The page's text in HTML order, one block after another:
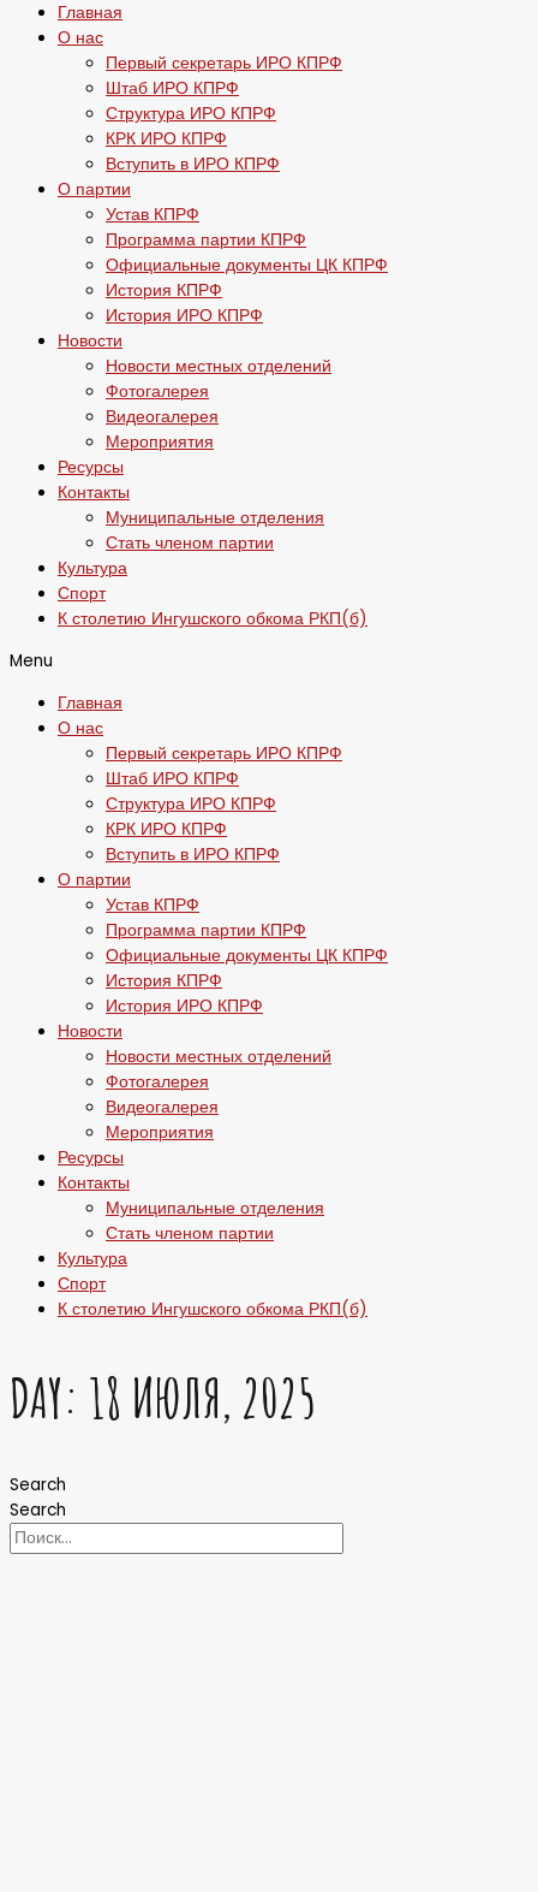
Главная
О нас
Первый секретарь ИРО КПРФ
Штаб ИРО КПРФ
Структура ИРО КПРФ
КРК ИРО КПРФ
Вступить в ИРО КПРФ
О партии
Устав КПРФ
Программа партии КПРФ
Официальные документы ЦК КПРФ
История КПРФ
История ИРО КПРФ
Новости
Новости местных отделений
Фотогалерея
Видеогалерея
Мероприятия
Ресурсы
Контакты
Муниципальные отделения
Стать членом партии
Культура
Спорт
К столетию Ингушского обкома РКП(б)
Menu
Главная
О нас
Первый секретарь ИРО КПРФ
Штаб ИРО КПРФ
Структура ИРО КПРФ
КРК ИРО КПРФ
Вступить в ИРО КПРФ
О партии
Устав КПРФ
Программа партии КПРФ
Официальные документы ЦК КПРФ
История КПРФ
История ИРО КПРФ
Новости
Новости местных отделений
Фотогалерея
Видеогалерея
Мероприятия
Ресурсы
Контакты
Муниципальные отделения
Стать членом партии
Культура
Спорт
К столетию Ингушского обкома РКП(б)
DAY: 18 ИЮЛЯ, 2025
Search
Search